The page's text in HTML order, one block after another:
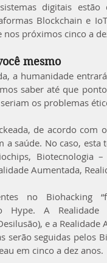
digitais
Blockchain e
próximos cinco a
mesmo
a humanidade
saber até que
os problemas
de acordo com
a saúde. No caso,
Biotecnologia
Aumentada,
no Biohacking
Hype. A
e a Realidade
serão seguidas pelos
em cinco a dez anos.